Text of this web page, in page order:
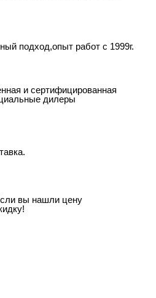
подход,опыт работ с 1999г.
и сертифицированная
дилеры
вы нашли цену